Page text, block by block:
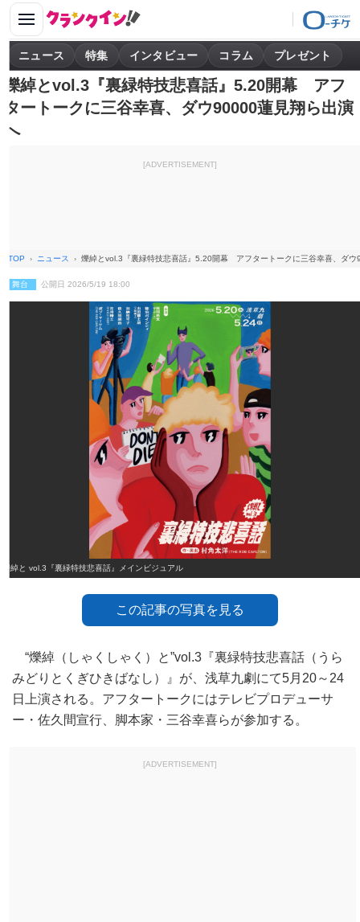
ニュース 特集 インタビュー コラム プレゼント
爍綽とvol.3『裏緑特技悲喜話』5.20開幕 アフ
タートークに三谷幸喜、ダウ90000蓮見翔ら出演
へ
[ADVERTISEMENT]
TOP ニュース 爍綽とvol.3『裏緑特技悲喜話』5.20開幕 アフタートークに三谷幸喜、ダウ
舞台 公開日 2026/5/19 18:00
爍綽と vol.3『裏緑特技悲喜話』メインビジュアル
この記事の写真を見る
“爍綽（しゃくしゃく）と”vol.3『裏緑特技悲喜話（うら
みどりとくぎひきばなし）』が、浅草九劇にて5月20～24
日上演される。アフタートークにはテレビプロデューサ
ー・佐久間宣行、脚本家・三谷幸喜らが参加する。
[ADVERTISEMENT]